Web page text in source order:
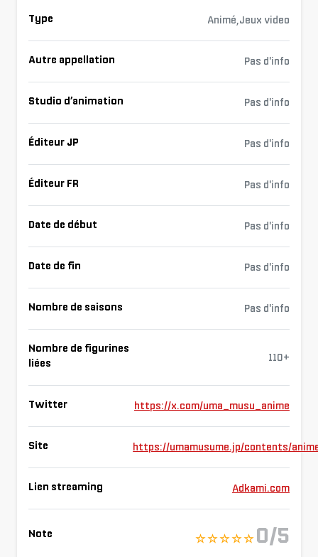
Type Animé,Jeux video
Autre appellation Pas d'info
Studio d’animation Pas d'info
Éditeur JP Pas d'info
Éditeur FR Pas d'info
Date de début Pas d'info
Date de fin Pas d'info
Nombre de saisons Pas d'info
Nombre de figurines
liées
110+
Twitter https://x.com/uma_musu_anime
Site https://umamusume.jp/contents/
Lien streaming Adkami.com
Note ☆ ☆ ☆ ☆ ☆ 0/5